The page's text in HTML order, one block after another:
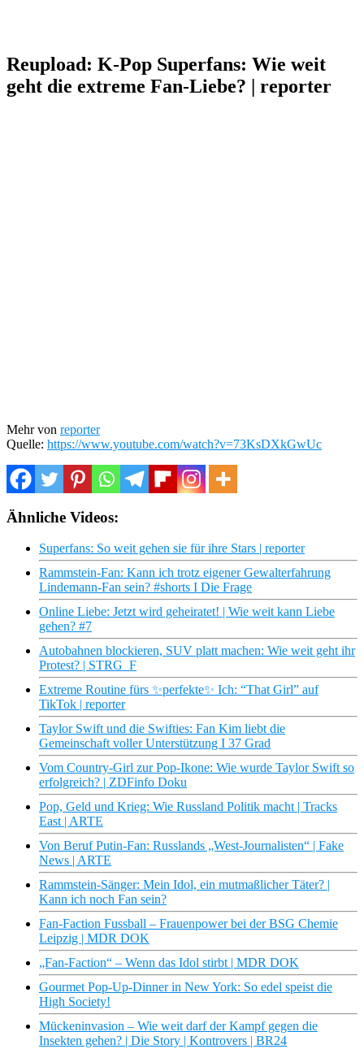
Reupload: K-Pop Superfans: Wie weit
geht die extreme Fan-Liebe? | reporter
Mehr von reporter
Quelle: https://www.youtube.com/watch?v=73KsDXkGwUc
Ähnliche Videos:
Superfans: So weit gehen sie für ihre Stars | reporter
Rammstein-Fan: Kann ich trotz eigener Gewalterfahrung
Lindemann-Fan sein? #shorts I Die Frage
Online Liebe: Jetzt wird geheiratet! | Wie weit kann Liebe
gehen? #7
Autobahnen blockieren, SUV platt machen: Wie weit geht ihr
Protest? | STRG_F
Extreme Routine fürs ✨perfekte✨ Ich: “That Girl” auf
TikTok | reporter
Taylor Swift und die Swifties: Fan Kim liebt die
Gemeinschaft voller Unterstützung I 37 Grad
Vom Country-Girl zur Pop-Ikone: Wie wurde Taylor Swift so
erfolgreich? | ZDFinfo Doku
Pop, Geld und Krieg: Wie Russland Politik macht | Tracks
East | ARTE
Von Beruf Putin-Fan: Russlands „West-Journalisten“ | Fake
News | ARTE
Rammstein-Sänger: Mein Idol, ein mutmaßlicher Täter? |
Kann ich noch Fan sein?
Fan-Faction Fussball – Frauenpower bei der BSG Chemie
Leipzig | MDR DOK
„Fan-Faction“ – Wenn das Idol stirbt | MDR DOK
Gourmet Pop-Up-Dinner in New York: So edel speist die
High Society!
Mückeninvasion – Wie weit darf der Kampf gegen die
Insekten gehen? | Die Story | Kontrovers | BR24